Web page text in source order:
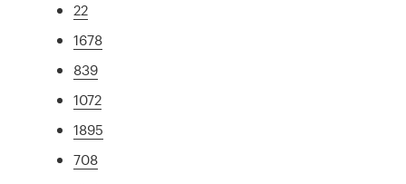
22
1678
839
1072
1895
708